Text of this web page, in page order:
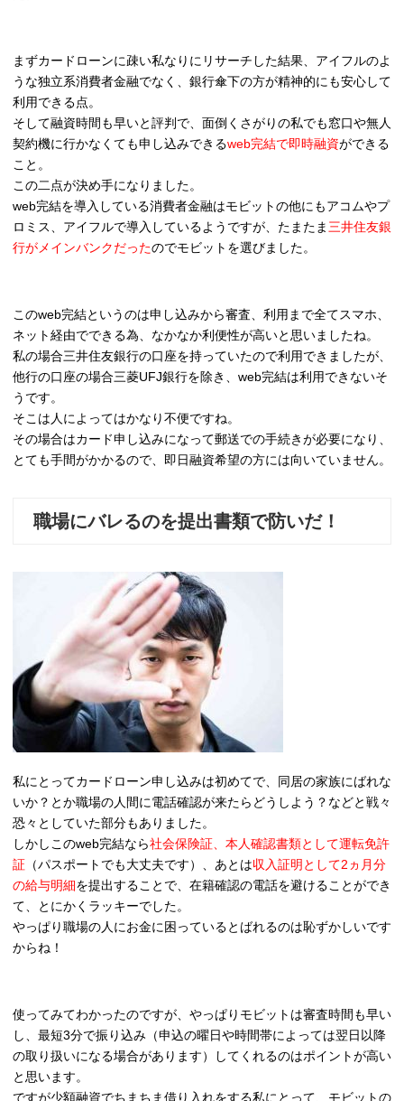
まずカードローンに疎い私なりにリサーチした結果、アイフルのよ
うな独立系消費者金融でなく、銀行傘下の方が精神的にも安心して
利用できる点。
そして融資時間も早いと評判で、面倒くさがりの私でも窓口や無人
契約機に行かなくても申し込みできるweb完結で即時融資ができる
こと。
この二点が決め手になりました。
web完結を導入している消費者金融はモビットの他にもアコムやプ
ロミス、アイフルで導入しているようですが、たまたま 三井住友銀
行がメインバンクだったのでモビットを選びました。
このweb完結というのは申し込みから審査、利用まで全てスマホ、
ネット経由でできる為、なかなか利便性が高いと思いましたね。
私の場合三井住友銀行の口座を持っていたので利用できましたが、
他行の口座の場合三菱UFJ銀行を除き、web完結は利用できないそ
うです。
そこは人によってはかなり不便ですね。
その場合はカード申し込みになって郵送での手続きが必要になり、
とても手間がかかるので、即日融資希望の方には向いていません。
職場にバレるのを提出書類で防いだ！
私にとってカードローン申し込みは初めてで、同居の家族にばれな
いか？とか職場の人間に電話確認が来たらどうしよう？などと戦々
恐々としていた部分もありました。
しかしこのweb完結なら社会保険証、本人確認書類として運転免許
証 （パスポートでも大丈夫です）、あとは収入証明として2ヵ月分
の給与明細を提出することで、在籍確認の電話を避けることができ
て、とにかくラッキーでした。
やっぱり職場の人にお金に困っているとばれるのは恥ずかしいです
からね！
使ってみてわかったのですが、やっぱりモビットは審査時間も早い
し、最短3分で振り込み（申込の曜日や時間帯によっては翌日以降
の取り扱いになる場合があります）してくれるのはポイントが高い
と思います。
ですが少額融資でちまちま借り入れをする私にとって、モビットの